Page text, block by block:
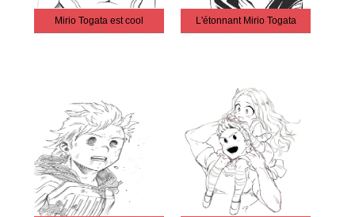
Mirio Togata est cool L'étonnant Mirio Togata